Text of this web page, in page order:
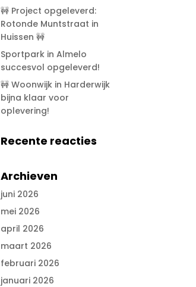
🚧 Project opgeleverd:
Rotonde Muntstraat in
Huissen 🚧
Sportpark in Almelo
succesvol opgeleverd!
🚧 Woonwijk in Harderwijk
bijna klaar voor
oplevering!
Recente reacties
Archieven
juni 2026
mei 2026
april 2026
maart 2026
februari 2026
januari 2026